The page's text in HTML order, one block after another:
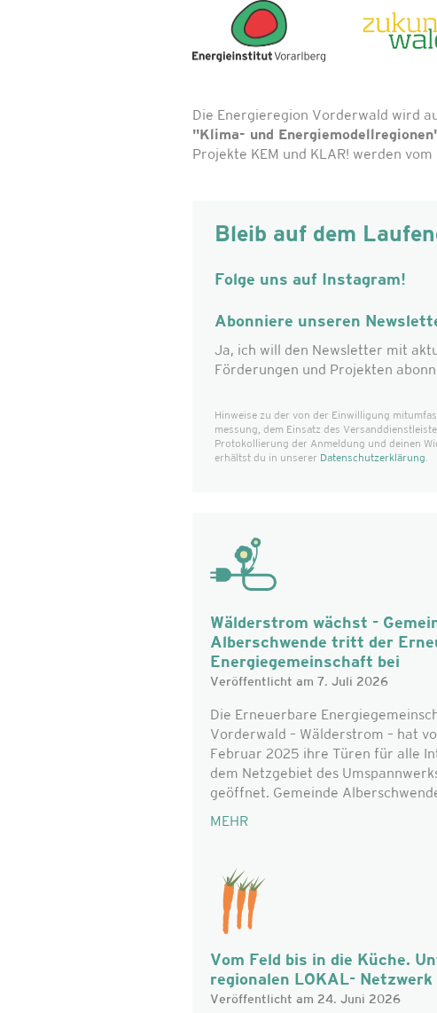
Die Energieregion Vorderwald wird
"Klima- und
Projekte KEM und KLAR! werden
Bleib auf dem
Folge uns auf Instagram!
Abonniere unseren
Ja, ich will den Newsletter mit
Förderungen und Projekten
Hinweise zu der von der Einwilligung
messung, dem Einsatz des
Protokollierung der Anmeldung und deinen
erhältst du in unserer Datenschutzerklärung.
Wälderstrom wächst -
Alberschwende tritt der
Energiegemeinschaft bei
Veröffentlicht am 7. Juli 2026
Die Erneuerbare
Vorderwald – Wälderstrom – hat
Februar 2025 ihre Türen für alle
dem Netzgebiet des
geöffnet. Gemeinde
MEHR
Vom Feld bis in die Küche.
regionalen LOKAL- Netzwerk
Veröffentlicht am 24. Juni 2026